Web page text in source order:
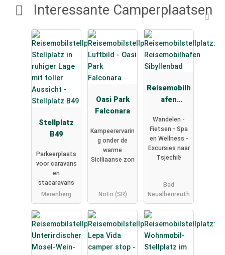
Interessante Camperplaatsen
Stellplatz
B49
Parkeerplaats
voor caravans
en
stacaravans
Merenberg
Oasi Park
Falconara
Kampeerervarin
g onder de
warme
Siciliaanse zon
Noto (SR)
Reisemobilh
afen
Wandelen -
Fietsen - Spa
en Wellness -
Excursies naar
Tsjechië
Bad
Neualbenreuth